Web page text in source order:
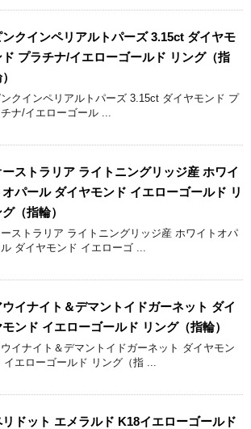
ンクインペリアルトパーズ 3.15ct ダイヤモ
ド プラチナ/イエローゴールド リング（指
ンクインペリアルトパーズ 3.15ct ダイヤモンド プ
ナ/イエローゴール ...
ーストラリア ライトニングリッジ産 ホワイ
オパール ダイヤモンド イエローゴールド リ
（指輪）
ストラリア ライトニングリッジ産 ホワイトオパ
ダイヤモンド イエローゴ ...
ウイナイト＆デマントイドガーネット ダイ
モンド イエローゴールド リング（指輪）
イナイト＆デマントイドガーネット ダイヤモン
イエローゴールド リング（指 ...
リドット エメラルド K18イエローゴールド